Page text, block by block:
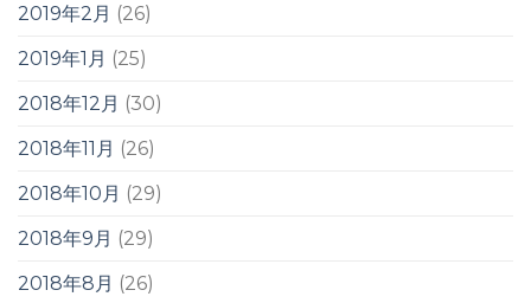
2019年2月 (26)
2019年1月 (25)
2018年12月 (30)
2018年11月 (26)
2018年10月 (29)
2018年9月 (29)
2018年8月 (26)